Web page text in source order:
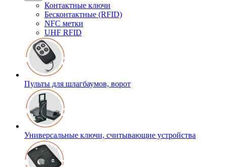
Контактные ключи
Бесконтактные (RFID)
NFC метки
UHF RFID
Пульты для шлагбаумов, ворот
Универсальные ключи, считывающие устройства